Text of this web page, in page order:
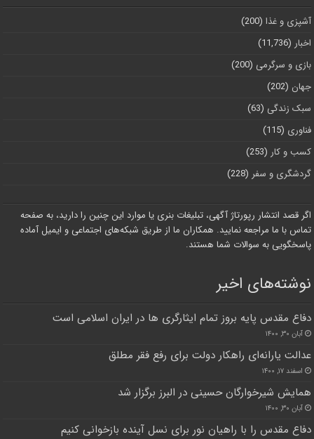
آشپزی و غذا (200)
اخبار (11,736)
بازی و سرگرمی (200)
جهان (202)
سبک زندگی (63)
فناوری (115)
کسب و کار (253)
گردشگری و سفر (228)
اگر قصد انتشار رپورتاژ آگهی، تبلیغات بنری یا موارد این چنین را دارید، به صفحه
تماس با ما مراجعه نمایید. همکاران ما از طریق شبکه‌های اجتماعی و ایمیل آماده
پاسخگویی به سوالات شما هستند.
نوشته‌های اخیر
دفاع مقدس پایه بروز تمام ایثارگری ها در ایران اسلامی است
آبان ۳۰, ۱۴۰۰
عدالت یارانه‌ای راهکار دولت برای رفع فقر مطلق
اسفند ۱۷, ۱۴۰۰
همایش شیرخوارگان حسینی در البرز برگزار شد
آبان ۳۰, ۱۴۰۰
دفاع مقدس را با راهیان نور برای نسل آینده بازخوانی کنیم